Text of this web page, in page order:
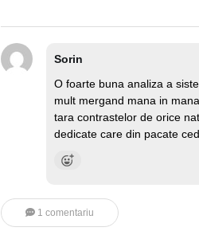
Sorin
O foarte buna analiza a
mult mergand mana in
tara contrastelor de orice
dedicate care din pacate
1 comentariu